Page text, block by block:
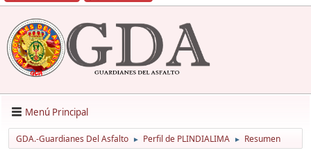
Menú Principal
GDA.-Guardianes Del Asfalto ► Perfil de PLINDIALIMA ► Resumen